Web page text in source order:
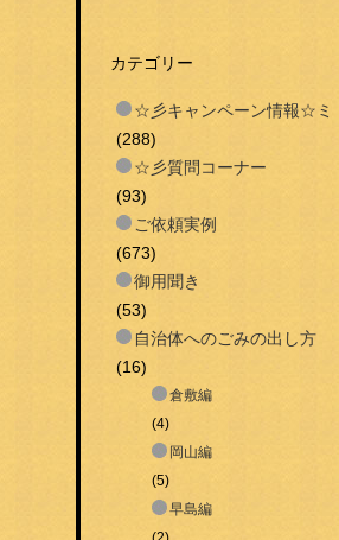
カテゴリー
☆彡キャンペーン情報☆ミ
(288)
☆彡質問コーナー
(93)
ご依頼実例
(673)
御用聞き
(53)
自治体へのごみの出し方
(16)
倉敷編
(4)
岡山編
(5)
早島編